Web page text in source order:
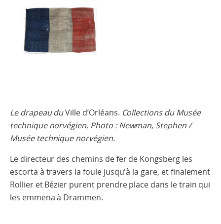
Le drapeau duVille d’Orléans. Collections du Musée
technique norvégien. Photo : Newman, Stephen /
Musée technique norvégien.
Le directeur des chemins de fer de Kongsberg les
escorta à travers la foule jusqu'à la gare, et finalement
Rollier et Bézier purent prendre place dans le train qui
les emmena à Drammen.